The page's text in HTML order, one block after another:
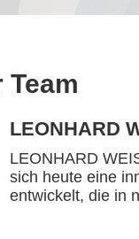
LEONHARD
LEONHARD
sich heute eine
entwickelt, die in